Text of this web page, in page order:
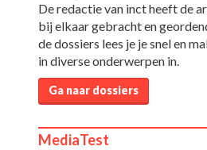
De redactie van inct heeft de
bij elkaar gebracht en
de dossiers lees je je snel en
in diverse onderwerpen in.
Ga naar dossiers
MediaTest